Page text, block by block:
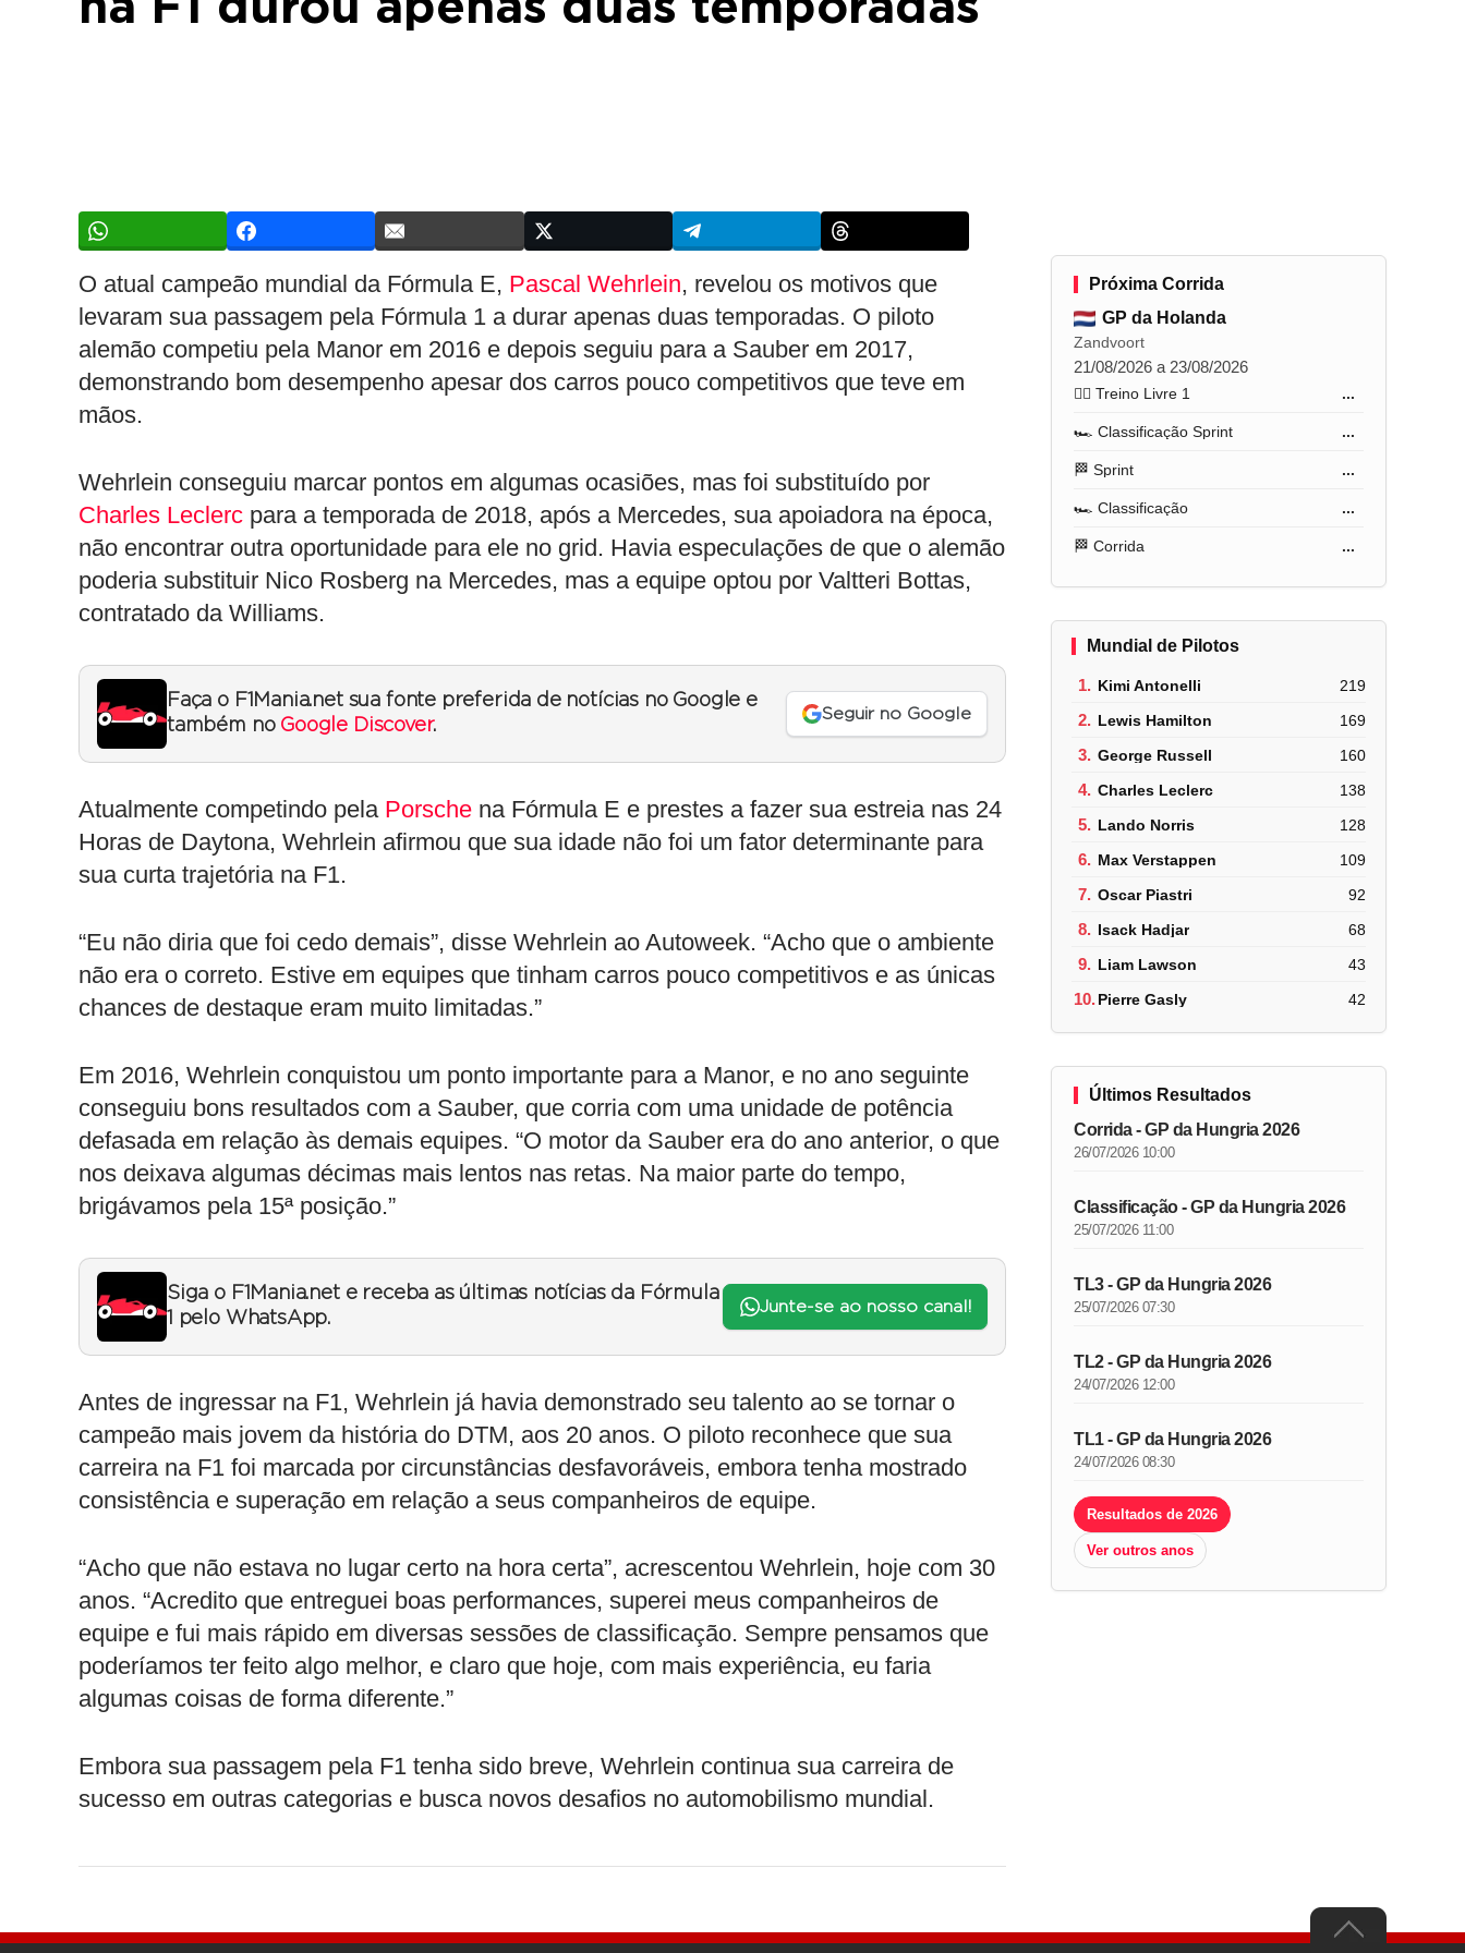
O atual campeão mundial da Fórmula E, Pascal Wehrlein, revelou os motivos que
levaram sua passagem pela Fórmula 1 a durar apenas duas temporadas. O piloto
alemão competiu pela Manor em 2016 e depois seguiu para a Sauber em 2017,
demonstrando bom desempenho apesar dos carros pouco competitivos que teve em
mãos.
Wehrlein conseguiu marcar pontos em algumas ocasiões, mas foi substituído por
Charles Leclerc para a temporada de 2018, após a Mercedes, sua apoiadora na época,
não encontrar outra oportunidade para ele no grid. Havia especulações de que o alemão
poderia substituir Nico Rosberg na Mercedes, mas a equipe optou por Valtteri Bottas,
contratado da Williams.
Faça o F1Mania.net sua fonte preferida de notícias no Google e
também no Google Discover.
Seguir no Google
Atualmente competindo pela Porsche na Fórmula E e prestes a fazer sua estreia nas 24
Horas de Daytona, Wehrlein afirmou que sua idade não foi um fator determinante para
sua curta trajetória na F1.
“Eu não diria que foi cedo demais”, disse Wehrlein ao Autoweek. “Acho que o ambiente
não era o correto. Estive em equipes que tinham carros pouco competitivos e as únicas
chances de destaque eram muito limitadas.”
Em 2016, Wehrlein conquistou um ponto importante para a Manor, e no ano seguinte
conseguiu bons resultados com a Sauber, que corria com uma unidade de potência
defasada em relação às demais equipes. “O motor da Sauber era do ano anterior, o que
nos deixava algumas décimas mais lentos nas retas. Na maior parte do tempo,
brigávamos pela 15ª posição.”
Siga o F1Mania.net e receba as últimas notícias da Fórmula
1 pelo WhatsApp.
Junte-se ao nosso canal!
Antes de ingressar na F1, Wehrlein já havia demonstrado seu talento ao se tornar o
campeão mais jovem da história do DTM, aos 20 anos. O piloto reconhece que sua
carreira na F1 foi marcada por circunstâncias desfavoráveis, embora tenha mostrado
consistência e superação em relação a seus companheiros de equipe.
“Acho que não estava no lugar certo na hora certa”, acrescentou Wehrlein, hoje com 30
anos. “Acredito que entreguei boas performances, superei meus companheiros de
equipe e fui mais rápido em diversas sessões de classificação. Sempre pensamos que
poderíamos ter feito algo melhor, e claro que hoje, com mais experiência, eu faria
algumas coisas de forma diferente.”
Embora sua passagem pela F1 tenha sido breve, Wehrlein continua sua carreira de
sucesso em outras categorias e busca novos desafios no automobilismo mundial.
Próxima Corrida
GP da Holanda
Zandvoort
21/08/2026 a 23/08/2026
🏋️‍♂️ Treino Livre 1 ...
🏎️ Classificação Sprint ...
🏁 Sprint ...
🏎️ Classificação ...
🏁 Corrida ...
Mundial de Pilotos
1. Kimi Antonelli 219
2. Lewis Hamilton 169
3. George Russell 160
4. Charles Leclerc 138
5. Lando Norris 128
6. Max Verstappen 109
7. Oscar Piastri 92
8. Isack Hadjar 68
9. Liam Lawson 43
10.Pierre Gasly 42
Últimos Resultados
Corrida - GP da Hungria 2026
26/07/2026 10:00
Classificação - GP da Hungria 2026
25/07/2026 11:00
TL3 - GP da Hungria 2026
25/07/2026 07:30
TL2 - GP da Hungria 2026
24/07/2026 12:00
TL1 - GP da Hungria 2026
24/07/2026 08:30
Resultados de 2026
Ver outros anos